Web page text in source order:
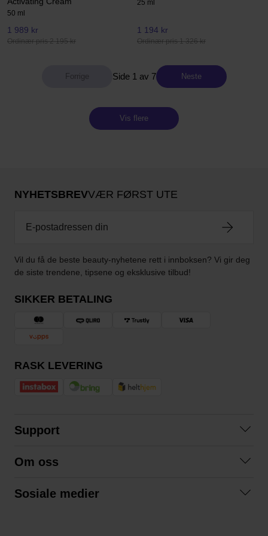
50 ml
1 989 kr
Ordinær pris 2 195 kr
25 ml
1 194 kr
Ordinær pris 1 326 kr
Side 1 av 7 Neste
Vis flere
NYHETSBREVVÆR FØRST UTE
Vil du få de beste beauty-nyhetene rett i innboksen? Vi gir deg
de siste trendene, tipsene og eksklusive tilbud!
SIKKER BETALING
RASK LEVERING
Support
Kjøpsvilkår
Om oss
Sosiale medier